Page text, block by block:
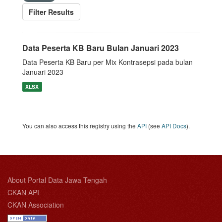
Filter Results
Data Peserta KB Baru Bulan Januari 2023
Data Peserta KB Baru per Mix Kontrasepsi pada bulan
Januari 2023
XLSX
You can also access this registry using the API (see API Docs).
About Portal Data Jawa Tengah
CKAN API
CKAN Association